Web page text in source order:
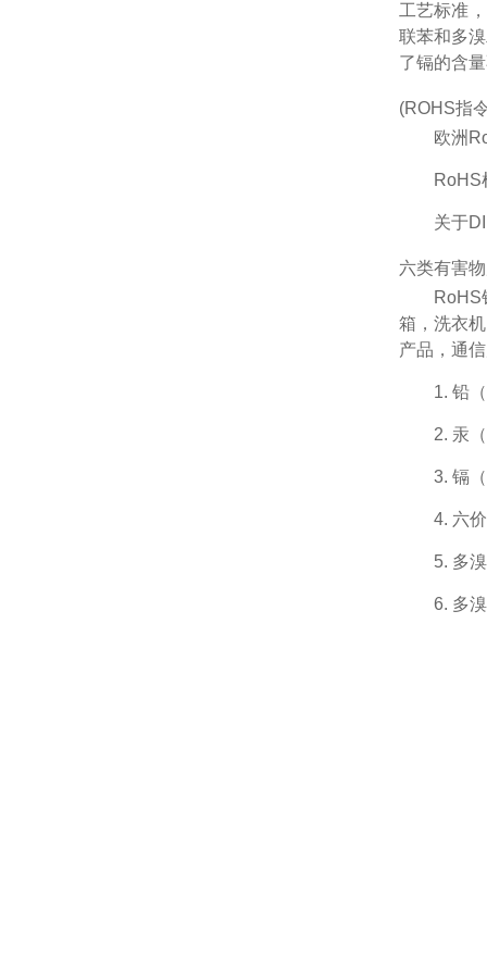
工艺标准
联苯和多
了镉的含
(ROHS指
欧洲
RoHS
关于
六类有害
RoHS
箱，洗衣
产品，通
1. 铅
2. 汞
3. 镉
4. 六
5. 多
6. 多